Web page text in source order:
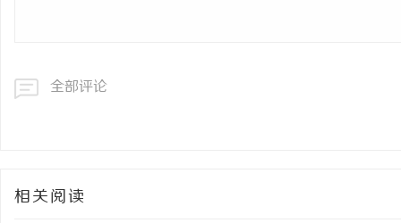
全部评论
相关阅读